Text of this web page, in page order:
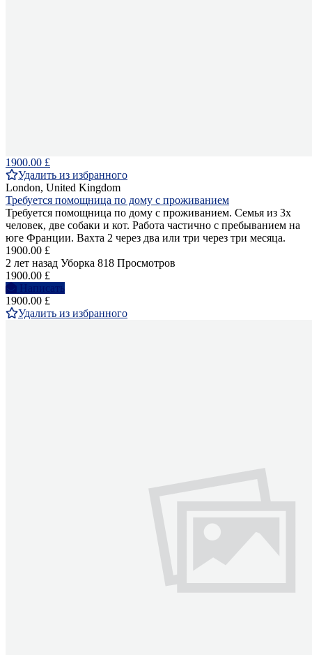
1900.00 £
Удалить из избранного
London, United Kingdom
Требуется помощница по дому с проживанием
Требуется помощница по дому с проживанием. Семья из 3х
человек, две собаки и кот. Работа частично с пребыванием на
юге Франции. Вахта 2 через два или три через три месяца.
1900.00 £
2 лет назад Уборка 818 Просмотров
1900.00 £
Написать
1900.00 £
Удалить из избранного